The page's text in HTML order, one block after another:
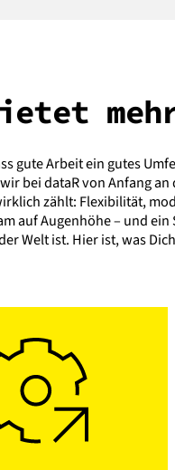
gute Arbeit ein gutes
bei dataR von Anfang
zählt: Flexibilität,
auf Augenhöhe – und
Welt ist. Hier ist, was